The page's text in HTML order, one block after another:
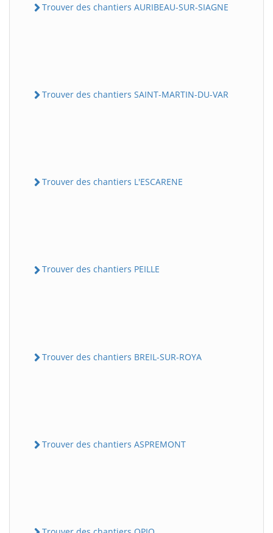
Trouver des chantiers AURIBEAU-SUR-SIAGNE
Trouver des chantiers SAINT-MARTIN-DU-VAR
Trouver des chantiers L'ESCARENE
Trouver des chantiers PEILLE
Trouver des chantiers BREIL-SUR-ROYA
Trouver des chantiers ASPREMONT